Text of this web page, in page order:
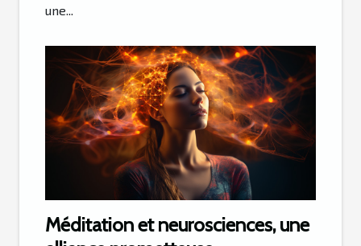
une...
Méditation et neurosciences, une